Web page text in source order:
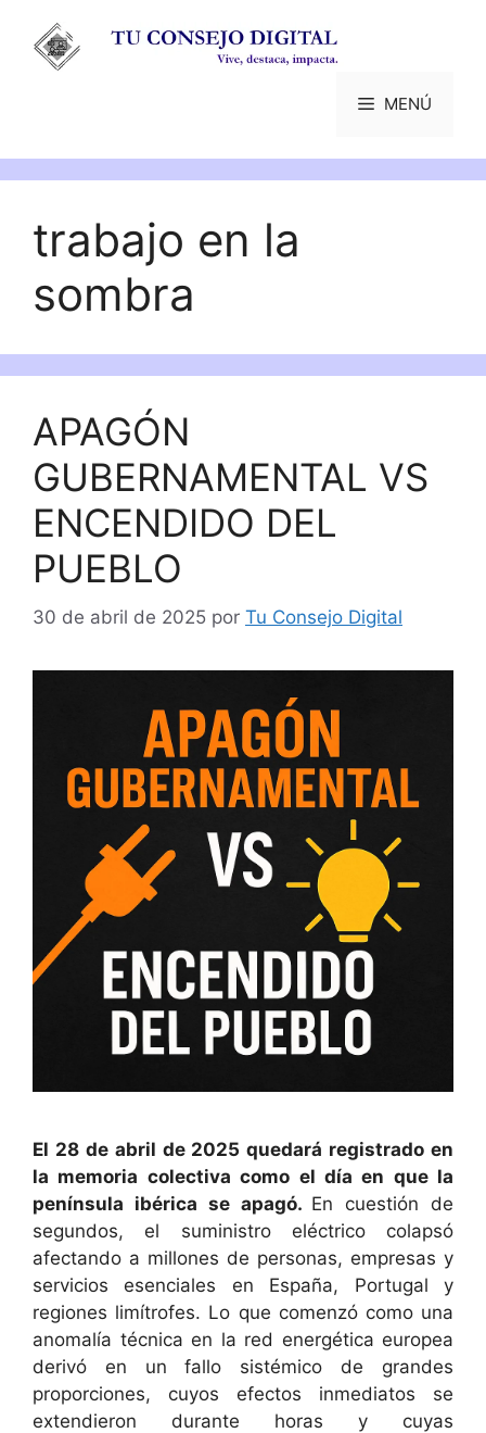
contenido
MENÚ
trabajo en la
sombra
APAGÓN
GUBERNAMENTAL VS
ENCENDIDO DEL
PUEBLO
30 de abril de 2025 por Tu Consejo Digital
El 28 de abril de 2025 quedará registrado en
la memoria colectiva como el día en que la
península ibérica se apagó. En cuestión de
segundos, el suministro eléctrico colapsó
afectando a millones de personas, empresas y
servicios esenciales en España, Portugal y
regiones limítrofes. Lo que comenzó como una
anomalía técnica en la red energética europea
derivó en un fallo sistémico de grandes
proporciones, cuyos efectos inmediatos se
extendieron durante horas y cuyas